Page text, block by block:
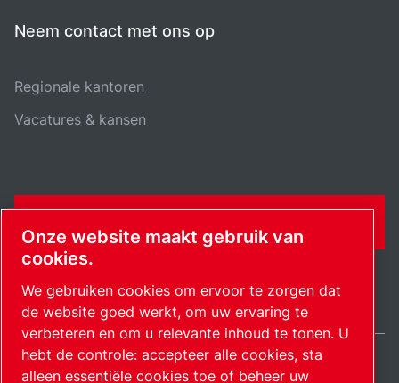
Neem contact met ons op
Regionale kantoren
Vacatures & kansen
Netherlands / NL
Onze website maakt gebruik van
cookies.
We gebruiken cookies om ervoor te zorgen dat
de website goed werkt, om uw ervaring te
verbeteren en om u relevante inhoud te tonen. U
hebt de controle: accepteer alle cookies, sta
alleen essentiële cookies toe of beheer uw